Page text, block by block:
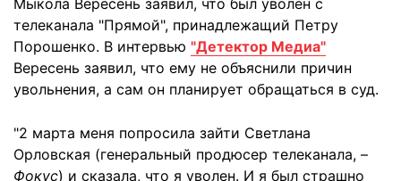
Мыкола Вересень заявил, что был уволен с
телеканала "Прямой", принадлежащий Петру
Порошенко. В интервью "Детектор Медиа"
Вересень заявил, что ему не объяснили причин
увольнения, а сам он планирует обращаться в суд.
"2 марта меня попросила зайти Светлана
Орловская (генеральный продюсер телеканала, –
Фокус) и сказала, что я уволен. И я был страшно